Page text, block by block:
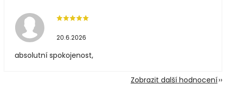
20.6.2026
absolutní spokojenost,
Zobrazit další hodnocení